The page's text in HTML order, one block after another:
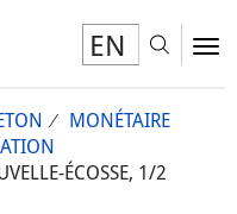
EN
MONÉTAIRE
ÉCOSSE, 1/2